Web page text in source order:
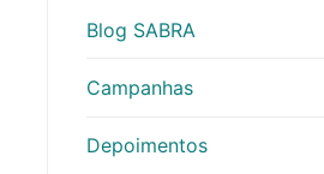
Blog SABRA
Campanhas
Depoimentos